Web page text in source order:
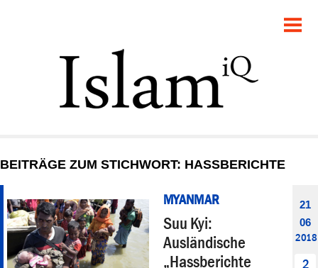
GESELLSCHAFT
STARTSEITE
DEBATTE
PANORAMA
BEITRÄGE ZUM STICHWORT: HASSBERICHTE
MYANMAR
Suu Kyi:
Ausländische
„Hassberichte
21
06
2018
2